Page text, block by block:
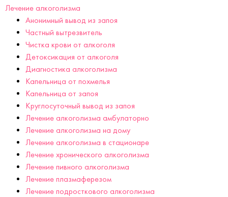
Лечение алкоголизма
Анонимный вывод из запоя
Частный вытрезвитель
Чистка крови от алкоголя
Детоксикация от алкоголя
Диагностика алкоголизма
Капельница от похмелья
Капельница от запоя
Круглосуточный вывод из запоя
Лечение алкоголизма амбулаторно
Лечение алкоголизма на дому
Лечение алкоголизма в стационаре
Лечение хронического алкоголизма
Лечение пивного алкоголизма
Лечение плазмаферезом
Лечение подросткового алкоголизма